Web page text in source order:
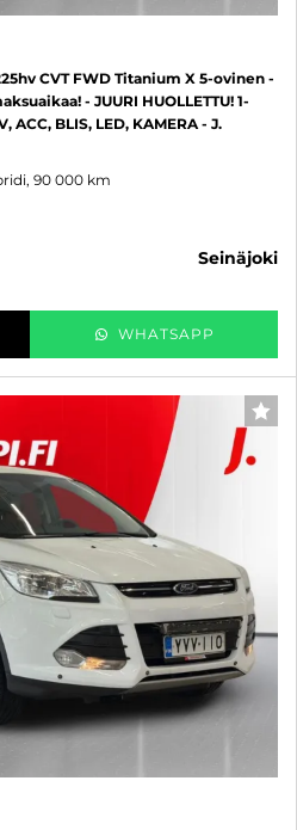
CVT FWD Titanium X 5-ovinen -
- JUURI HUOLLETTU! 1-
ACC, BLIS, LED, KAMERA - J.
90 000 km
seinäjoki
WHATSAPP